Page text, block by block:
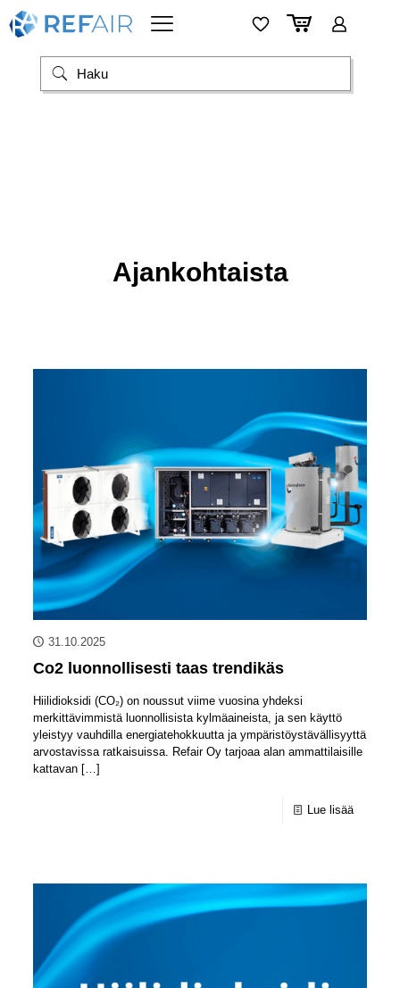
Ajankohtaista
31.10.2025
Co2 luonnollisesti taas trendikäs
Hiilidioksidi (CO₂) on noussut viime vuosina yhdeksi
merkittävimmistä luonnollisista kylmäaineista, ja sen käyttö
yleistyy vauhdilla energiatehokkuutta ja ympäristöystävällisyyttä
arvostavissa ratkaisuissa. Refair Oy tarjoaa alan ammattilaisille
kattavan[…]
Lue lisää